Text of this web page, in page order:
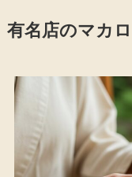
有名店のマカ